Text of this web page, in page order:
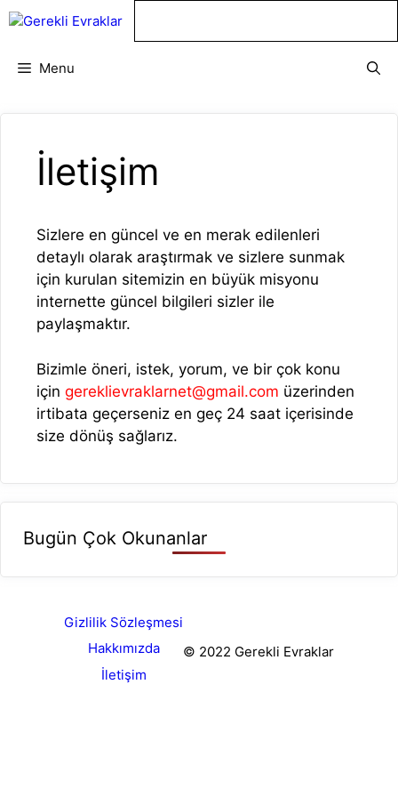
İçeriğe
Menu
İletişim
Sizlere en güncel ve en merak edilenleri
detaylı olarak araştırmak ve sizlere sunmak
için kurulan sitemizin en büyük misyonu
internette güncel bilgileri sizler ile
paylaşmaktır.
Bizimle öneri, istek, yorum, ve bir çok konu
için gereklievraklarnet@gmail.com üzerinden
irtibata geçerseniz en geç 24 saat içerisinde
size dönüş sağlarız.
Bugün Çok Okunanlar
Gizlilik Sözleşmesi
Hakkımızda
İletişim
© 2022 Gerekli Evraklar